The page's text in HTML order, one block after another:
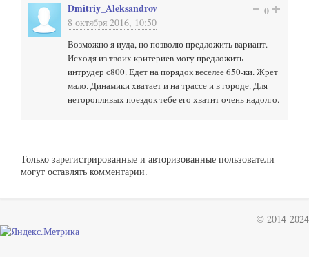
Dmitriy_Aleksandrov
8 октября 2016, 10:50
0
Возможно я иуда, но позволю предложить вариант.
Исходя из твоих критериев могу предложить
интрудер с800. Едет на порядок веселее 650-ки. Жрет
мало. Динамики хватает и на трассе и в городе. Для
неторопливых поездок тебе его хватит очень надолго.
Только зарегистрированные и авторизованные пользователи
могут оставлять комментарии.
© 2014-2024